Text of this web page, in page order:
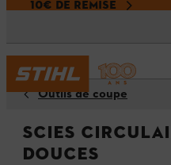
10€ DE REMISE
Outils de coupe
Scies
douces